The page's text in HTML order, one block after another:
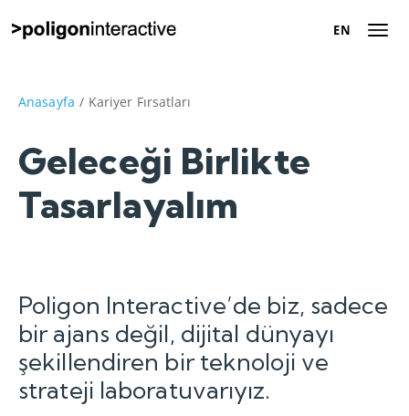
EN
EN
Hakkımızda
Başarı Hikayeleri
Dijital Pazarlama
Çözümleri
Kariyer
İletişim
Tanışalım
Anasayfa / Kariyer Fırsatları
Geleceği Birlikte
Tasarlayalım
Poligon Interactive’de biz, sadece
bir ajans değil, dijital dünyayı
şekillendiren bir teknoloji ve
strateji laboratuvarıyız.